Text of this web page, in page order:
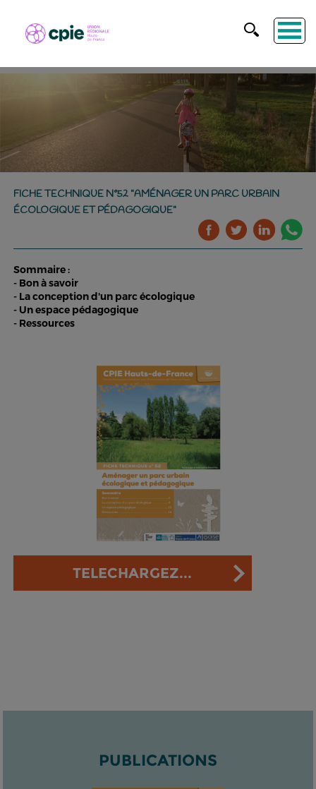
FICHE TECHNIQUE N°52 "AMÉNAGER UN PARC URBAIN
ÉCOLOGIQUE ET PÉDAGOGIQUE"
Sommaire :
- Bon à savoir
- La conception d'un parc écologique
- Un espace pédagogique
- Ressources
TELECHARGEZ...
PUBLICATIONS